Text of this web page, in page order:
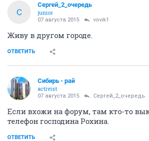
С
Сергей_2_очередь
junior
07 августа 2015 vovik1
Живу в другом городе.
ОТВЕТИТЬ
Сибирь - рай
activist
07 августа 2015 Сергей_2_очередь
Если вхожи на форум, там кто-то
телефон господина Рохина.
ОТВЕТИТЬ